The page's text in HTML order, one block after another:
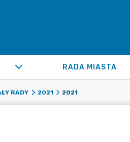
RADA MIASTA
RADY 2021 2021